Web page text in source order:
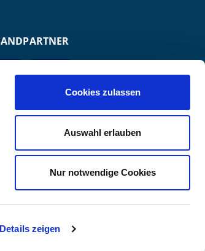
Details zeigen
Cookies zulassen
Auswahl erlauben
Nur notwendige Cookies